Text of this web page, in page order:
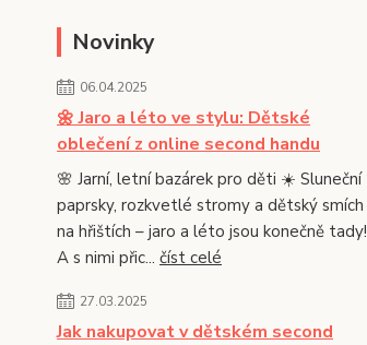
Novinky
06.04.2025
🌼 Jaro a léto ve stylu: Dětské
oblečení z online second handu
🌸 Jarní, letní bazárek pro děti ☀️ Sluneční
paprsky, rozkvetlé stromy a dětský smích
na hřištích – jaro a léto jsou konečně tady!
A s nimi přic... číst celé
27.03.2025
Jak nakupovat v dětském second